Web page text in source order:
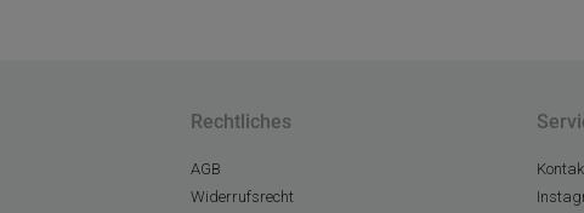
Rechtliches
AGB
Widerrufsrecht